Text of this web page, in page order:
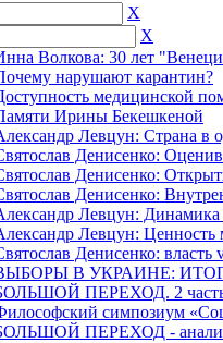
X
X
Волкова: 30 лет
нарушают карантин?
медицинской
Ирины Бекешкеной
Левцун: Страна в
Денисенко:
Денисенко:
Денисенко:
Левцун: Динамика
Левцун: Ценность
Денисенко: власть
В УКРАИНЕ:
ПЕРЕХОД. 2 часть
симпозиум
ПЕРЕХОД -